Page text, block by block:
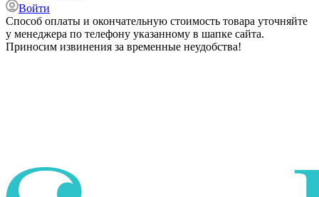
Войти
Способ оплаты и окончательную стоимость товара уточняйте
у менеджера по телефону указанному в шапке сайта.
Приносим извинения за временные неудобства!